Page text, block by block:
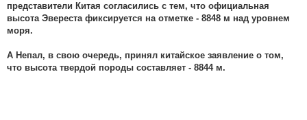
представители Китая согласились с тем, что официальная
высота Эвереста фиксируется на отметке - 8848 м над уровнем
моря.
А Непал, в свою очередь, принял китайское заявление о том,
что высота твердой породы составляет - 8844 м.